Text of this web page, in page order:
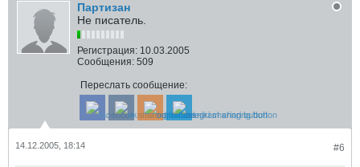
Партизан
Не писатель.
Регистрация: 10.03.2005
Сообщения: 509
Переслать сообщение:
#6
14.12.2005, 18:14